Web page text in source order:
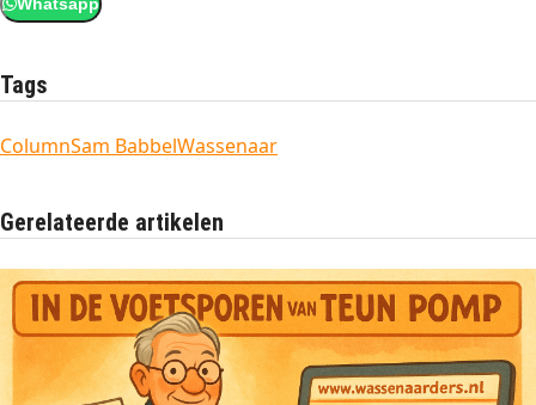
Whatsapp
Tags
ColumnSam BabbelWassenaar
Gerelateerde artikelen